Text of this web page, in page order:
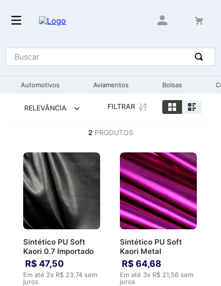
Buscar
Automotivos Aviamentos Bolsas
RELEVÂNCIA FILTRAR
2 PRODUTOS
Sintético PU Soft
Kaori 0.7 Importado
R$ 47,50
Em até 2x R$ 23,74 sem
juros
Sintético PU Soft
Kaori Metal
R$ 64,68
Em até 3x R$ 21,56 sem
juros